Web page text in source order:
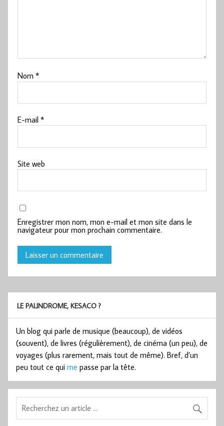
Nom*
E-mail*
Site web
Enregistrer mon nom, mon e-mail et mon site dans le
navigateur pour mon prochain commentaire.
LE PALINDROME, KESACO ?
Un blog qui parle de musique (beaucoup), de vidéos
(souvent), de livres (régulièrement), de cinéma (un peu), de
voyages (plus rarement, mais tout de même). Bref, d’un
peu tout ce qui me passe par la tête.